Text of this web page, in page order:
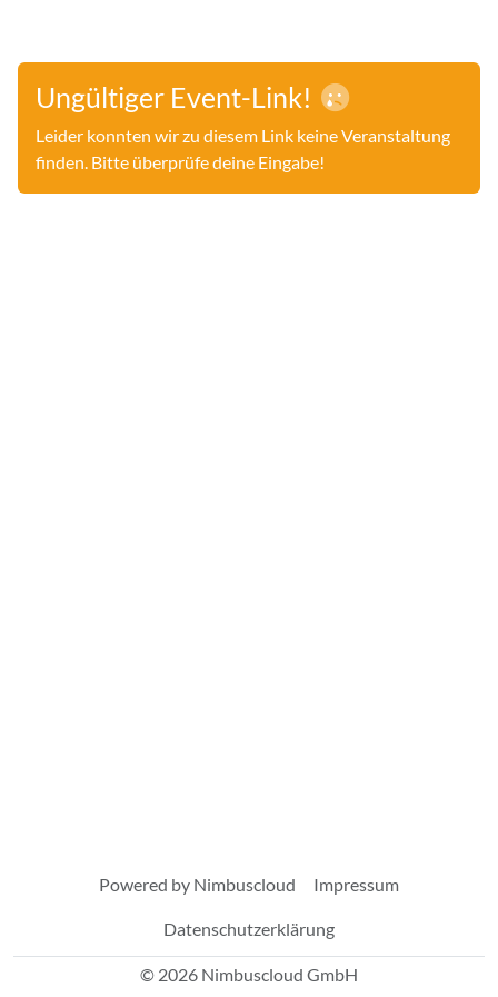
Ungültiger Event-Link!
Leider konnten wir zu diesem Link keine Veranstaltung
finden. Bitte überprüfe deine Eingabe!
Powered by Nimbuscloud Impressum
Datenschutzerklärung
© 2026 Nimbuscloud GmbH